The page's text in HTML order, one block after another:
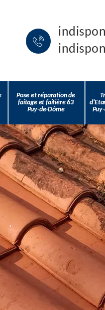
Pose et réparation de
faîtage et faîtière 63
Puy-de-Dôme